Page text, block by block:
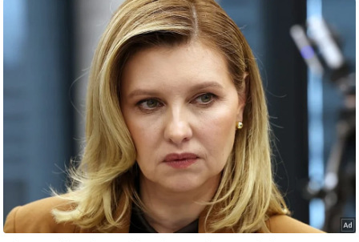
प
र्य